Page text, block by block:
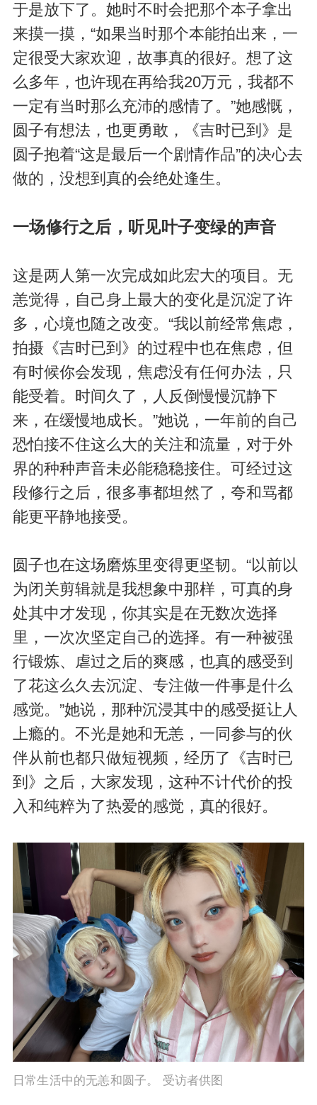
于是放下了。她时不时会把那个本子拿出
来摸一摸，“如果当时那个本能拍出来，一
定很受大家欢迎，故事真的很好。想了这
么多年，也许现在再给我20万元，我都不
一定有当时那么充沛的感情了。”她感慨，
圆子有想法，也更勇敢，《吉时已到》是
圆子抱着“这是最后一个剧情作品”的决心去
做的，没想到真的会绝处逢生。
一场修行之后，听见叶子变绿的声音
这是两人第一次完成如此宏大的项目。无
恙觉得，自己身上最大的变化是沉淀了许
多，心境也随之改变。“我以前经常焦虑，
拍摄《吉时已到》的过程中也在焦虑，但
有时候你会发现，焦虑没有任何办法，只
能受着。时间久了，人反倒慢慢沉静下
来，在缓慢地成长。”她说，一年前的自己
恐怕接不住这么大的关注和流量，对于外
界的种种声音未必能稳稳接住。可经过这
段修行之后，很多事都坦然了，夸和骂都
能更平静地接受。
圆子也在这场磨炼里变得更坚韧。“以前以
为闭关剪辑就是我想象中那样，可真的身
处其中才发现，你其实是在无数次选择
里，一次次坚定自己的选择。有一种被强
行锻炼、虐过之后的爽感，也真的感受到
了花这么久去沉淀、专注做一件事是什么
感觉。”她说，那种沉浸其中的感受挺让人
上瘾的。不光是她和无恙，一同参与的伙
伴从前也都只做短视频，经历了《吉时已
到》之后，大家发现，这种不计代价的投
入和纯粹为了热爱的感觉，真的很好。
日常生活中的无恙和圆子。 受访者供图